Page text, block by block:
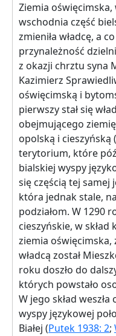
Ziemia oświęcimska,
wschodnia część
zmieniła władcę, a
przynależność
z okazji chrztu syna
Kazimierz
oświęcimską i
pierwszy stał się
obejmującego
opolską i cieszyńską (
terytorium, które
bialskiej wyspy
się częścią tej
która jednak stale,
podziałom. W 1290
cieszyńskie, w
ziemia oświęcimska,
władcą został
roku doszło do
których powstało
W jego skład
wyspy językowej
Białej (Putek 1938: 2;